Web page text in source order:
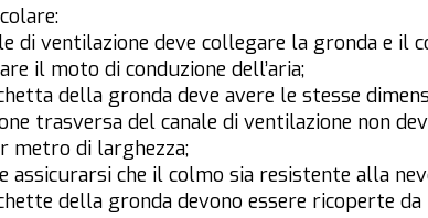
di ventilazione deve collegare la gronda e il
il moto di conduzione dell’aria;
della gronda deve avere le stesse
trasversa del canale di ventilazione non
metro di larghezza;
assicurarsi che il colmo sia resistente alla
della gronda devono essere ricoperte